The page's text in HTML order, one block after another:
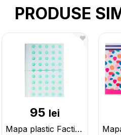
PRODUSE
95 lei
Mapa plastic Factis 13sectii/cu elastic Albastra 12CA13GB